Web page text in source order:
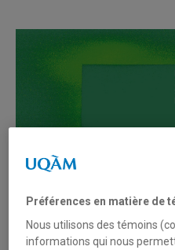
Neuvième concert d'une
Belleville faisant la place
Préférences en matière de
Nous utilisons des témoins
informations qui nous